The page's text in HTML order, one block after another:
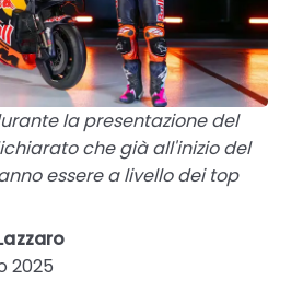
la presentazione del
che già all'inizio del
essere a livello dei top
2025